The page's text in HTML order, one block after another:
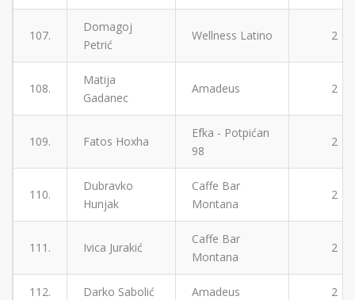
107.
Domagoj
Petrić
Wellness Latino 2
108.
Matija
Gadanec
Amadeus 2
109. Fatos Hoxha
Efka - Potpićan
98
2
110.
Dubravko
Hunjak
Caffe Bar
Montana
2
111. Ivica Jurakić
Caffe Bar
Montana
2
112. Darko Sabolić Amadeus 2